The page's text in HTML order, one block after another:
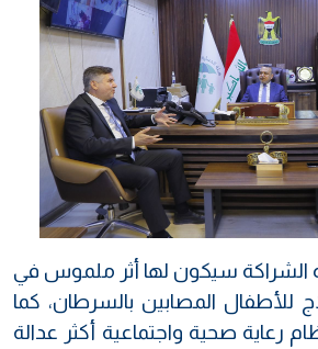
الشراكة سيكون لها أثر ملموس في
المصابين بالسرطان، كما
رعاية صحية واجتماعية أكثر عدالة